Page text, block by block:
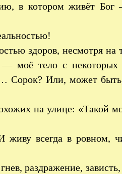
в котором живёт
здоров, несмотря на
— моё тело с
Сорок? Или, может
на улице: «Такой
всегда в ровном,
раздражение, зависть,